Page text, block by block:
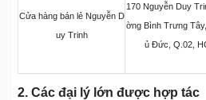
Cửa hàng bán lẻ Nguyễn D
uy Trinh
170 Nguyễn Duy
ờng Bình Trưng
ủ Đức, Q.02,
2. Các đại lý lớn được hợp tác